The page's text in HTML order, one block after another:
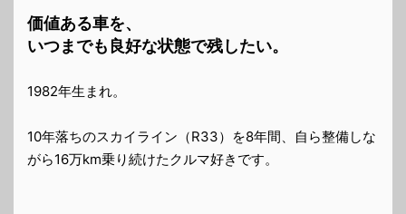
価値ある車を、
いつまでも良好な状態で残したい。
1982年生まれ。
10年落ちのスカイライン（R33）を8年間、自ら整備しな
がら16万km乗り続けたクルマ好きです。